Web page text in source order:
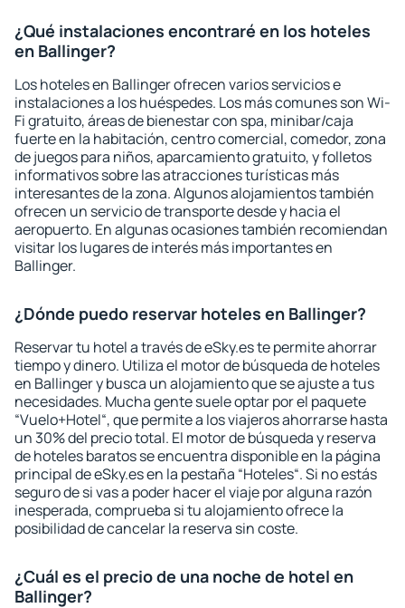
¿Qué instalaciones encontraré en los hoteles
en Ballinger?
Los hoteles en Ballinger ofrecen varios servicios e
instalaciones a los huéspedes. Los más comunes son Wi-
Fi gratuito, áreas de bienestar con spa, minibar/caja
fuerte en la habitación, centro comercial, comedor, zona
de juegos para niños, aparcamiento gratuito, y folletos
informativos sobre las atracciones turísticas más
interesantes de la zona. Algunos alojamientos también
ofrecen un servicio de transporte desde y hacia el
aeropuerto. En algunas ocasiones también recomiendan
visitar los lugares de interés más importantes en
Ballinger.
¿Dónde puedo reservar hoteles en Ballinger?
Reservar tu hotel a través de eSky.es te permite ahorrar
tiempo y dinero. Utiliza el motor de búsqueda de hoteles
en Ballinger y busca un alojamiento que se ajuste a tus
necesidades. Mucha gente suele optar por el paquete
“Vuelo+Hotel“, que permite a los viajeros ahorrarse hasta
un 30% del precio total. El motor de búsqueda y reserva
de hoteles baratos se encuentra disponible en la página
principal de eSky.es en la pestaña “Hoteles“. Si no estás
seguro de si vas a poder hacer el viaje por alguna razón
inesperada, comprueba si tu alojamiento ofrece la
posibilidad de cancelar la reserva sin coste.
¿Cuál es el precio de una noche de hotel en
Ballinger?